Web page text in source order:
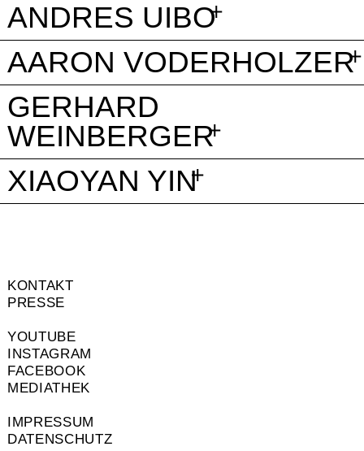
ANDRES UIBO
AARON VODERHOLZER
GERHARD
WEINBERGER
XIAOYAN YIN
KONTAKT
PRESSE
YOUTUBE
INSTAGRAM
FACEBOOK
MEDIATHEK
IMPRESSUM
DATENSCHUTZ